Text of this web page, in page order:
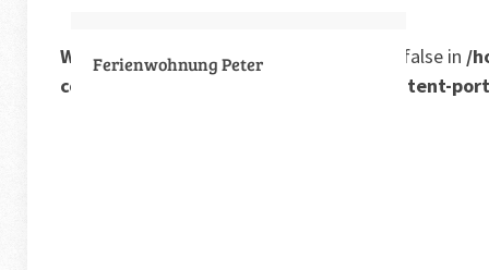
Warning : Trying to access array offset on false in /
content/themes/betheme/includes/content-
Ferienwohnung Peter